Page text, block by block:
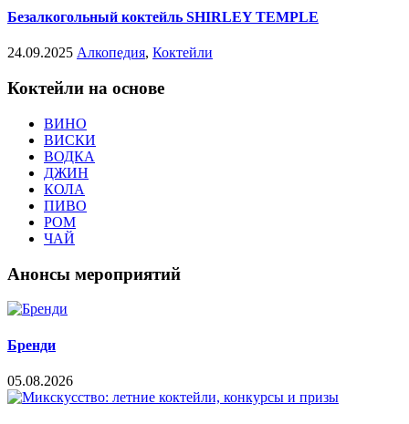
Безалкогольный коктейль SHIRLEY TEMPLE
24.09.2025 Алкопедия, Коктейли
Коктейли на основе
ВИНО
ВИСКИ
ВОДКА
ДЖИН
КОЛА
ПИВО
РОМ
ЧАЙ
Анонсы мероприятий
Бренди
05.08.2026